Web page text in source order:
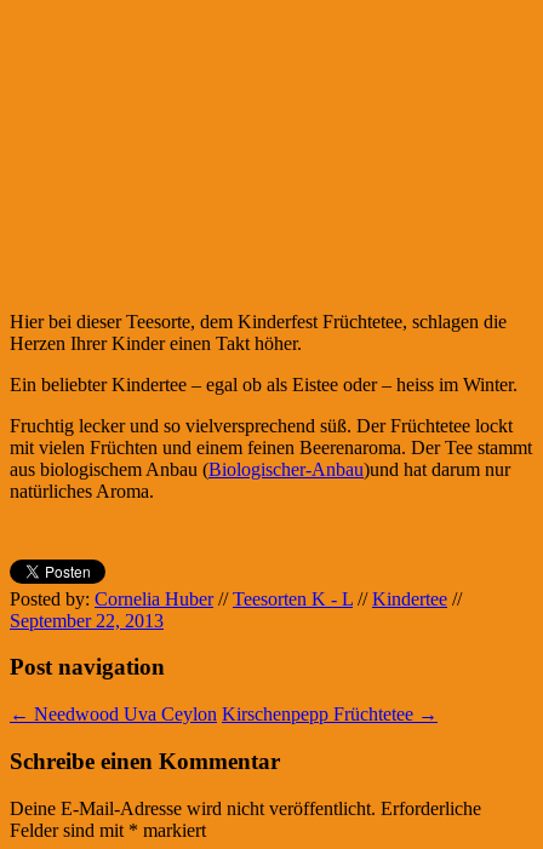
Hier bei dieser Teesorte, dem Kinderfest Früchtetee, schlagen die
Herzen Ihrer Kinder einen Takt höher.
Ein beliebter Kindertee – egal ob als Eistee oder – heiss im Winter.
Fruchtig lecker und so vielversprechend süß. Der Früchtetee lockt
mit vielen Früchten und einem feinen Beerenaroma. Der Tee stammt
aus biologischem Anbau (Biologischer-Anbau)und hat darum nur
natürliches Aroma.
Posted by: Cornelia Huber // Teesorten K - L // Kindertee //
September 22, 2013
Post navigation
← Needwood Uva Ceylon Kirschenpepp Früchtetee →
Schreibe einen Kommentar
Deine E-Mail-Adresse wird nicht veröffentlicht. Erforderliche
Felder sind mit * markiert